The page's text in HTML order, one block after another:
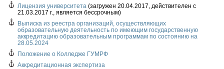
Лицензия университета (загружен 20.04.2017, действителен с
21.03.2017 г., является бессрочным)
Выписка из реестра организаций, осуществляющих
образовательную деятельность по имеющим государственную
аккредитацию образовательным программам по состоянию на
28.05.2024
Положение о Колледже ГУМРФ
Аккредитационная экспертиза